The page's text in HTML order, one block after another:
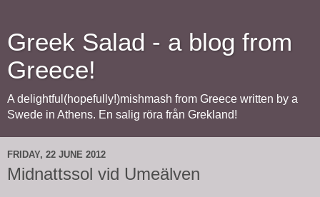
Greek Salad - a blog from
Greece!
A delightful(hopefully!)mishmash from Greece written by a
Swede in Athens. En salig röra från Grekland!
FRIDAY, 22 JUNE 2012
Midnattssol vid Umeälven